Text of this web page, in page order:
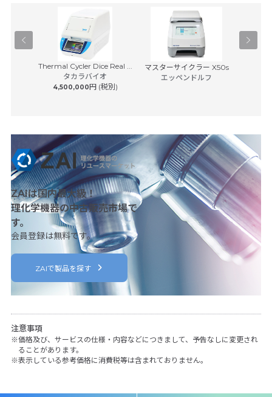
Thermal Cycler Dice Real ...
タカラバイオ
4,500,000円 (税別)
マスターサイクラー X50s
エッペンドルフ
ZAIは国内最大級！
理化学機器の中古販売市場で
す。
会員登録は無料です。
ZAIで製品を探す
注意事項
価格及び、サービスの仕様・内容などにつきまして、予告なしに変更され
ることがあります。
表示している参考価格に消費税等は含まれておりません。